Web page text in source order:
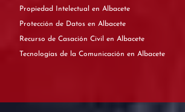
Propiedad Intelectual en Albacete
Protección de Datos en Albacete
Recurso de Casación Civil en Albacete
Tecnologías de la Comunicación en Albacete